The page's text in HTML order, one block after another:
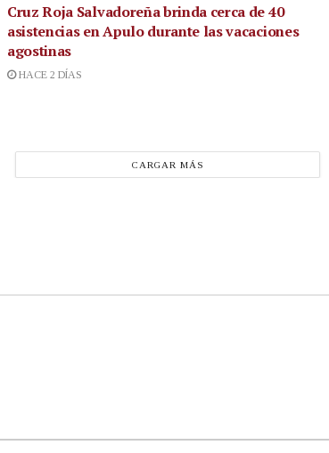
Cruz Roja Salvadoreña brinda cerca de 40
asistencias en Apulo durante las vacaciones
agostinas
HACE 2 DÍAS
CARGAR MÁS